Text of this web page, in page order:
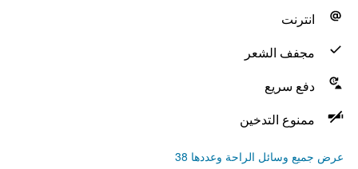
انترنت
مجفف الشعر
دفع سريع
ممنوع التدخين
عرض جميع وسائل الراحة وعددها 38